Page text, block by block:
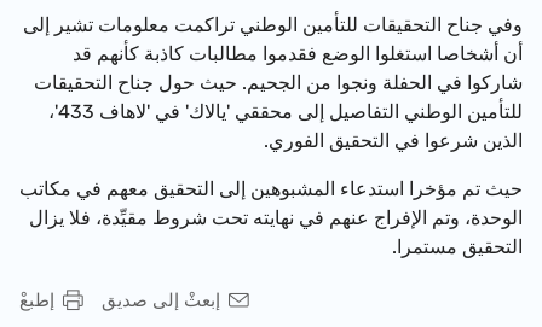
وفي جناح التحقيقات للتأمين الوطني تراكمت معلومات تشير إلى
أن أشخاصا استغلوا الوضع فقدموا مطالبات كاذبة كأنهم قد
شاركوا في الحفلة ونجوا من الجحيم. حيث حول جناح التحقيقات
للتأمين الوطني التفاصيل إلى محققي 'يالاك' في 'لاهاف 433'،
الذين شرعوا في التحقيق الفوري.
حيث تم مؤخرا استدعاء المشبوهين إلى التحقيق معهم في مكاتب
الوحدة، وتم الإفراج عنهم في نهايته تحت شروط مقيِّدة، فلا يزال
التحقيق مستمرا.
إطبعْ
إبعثْ إلى صديق